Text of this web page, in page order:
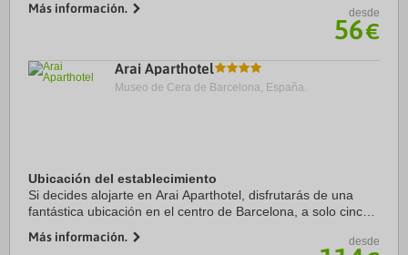
Casa Milà y Paseo de Gracia. ...
Más información. desde
56€
Arai Aparthotel
Museo de Cera de Barcelona, España.
Ubicación del establecimiento
Si decides alojarte en Arai Aparthotel, disfrutarás de una
fantástica ubicación en el centro de Barcelona, a solo cinco
Además, este apartotel se ...
Más información. desde